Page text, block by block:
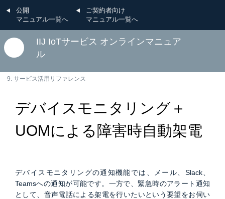
公開
マニュアル一覧へ
ご契約者向け
マニュアル一覧へ
IIJ IoTサービス オンラインマニュア
ル
9. サービス活用リファレンス
デバイスモニタリング＋
UOMによる障害時自動架電
デバイスモニタリングの通知機能では、メール、Slack、
Teamsへの通知が可能です。一方で、緊急時のアラート通知
として、音声電話による架電を行いたいという要望をお伺い